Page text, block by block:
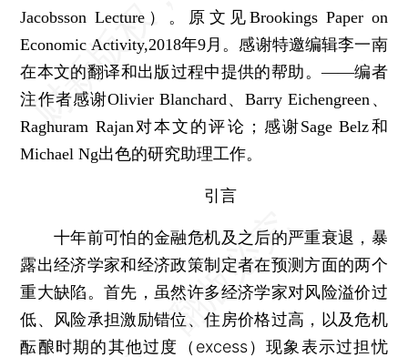
Jacobsson Lecture）。原文见Brookings Paper on
Economic Activity,2018年9月。感谢特邀编辑李一南
在本文的翻译和出版过程中提供的帮助。——编者
注作者感谢Olivier Blanchard、Barry Eichengreen、
Raghuram Rajan对本文的评论；感谢Sage Belz和
Michael Ng出色的研究助理工作。
引言
十年前可怕的金融危机及之后的严重衰退，暴
露出经济学家和经济政策制定者在预测方面的两个
重大缺陷。首先，虽然许多经济学家对风险溢价过
低、风险承担激励错位、住房价格过高，以及危机
酝酿时期的其他过度（excess）现象表示过担忧